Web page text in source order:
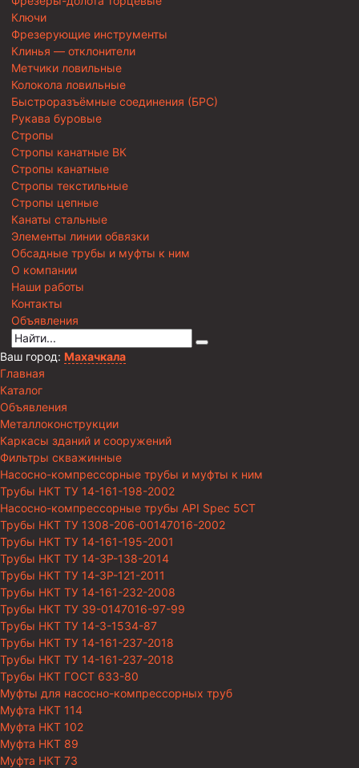
Ключи
Фрезерующие инструменты
Клинья — отклонители
Метчики ловильные
Колокола ловильные
Быстроразъёмные соединения (БРС)
Рукава буровые
Стропы
Стропы канатные ВК
Стропы канатные
Стропы текстильные
Стропы цепные
Канаты стальные
Элементы линии обвязки
Обсадные трубы и муфты к ним
О компании
Наши работы
Контакты
Объявления
Ваш город: Махачкала
Главная
Каталог
Объявления
Металлоконструкции
Каркасы зданий и сооружений
Фильтры скважинные
Насосно-компрессорные трубы и муфты к ним
Трубы НКТ ТУ 14-161-198-2002
Насосно-компрессорные трубы API Spec 5CT
Трубы НКТ ТУ 1308-206-00147016-2002
Трубы НКТ ТУ 14-161-195-2001
Трубы НКТ ТУ 14-3Р-138-2014
Трубы НКТ ТУ 14-3Р-121-2011
Трубы НКТ ТУ 14-161-232-2008
Трубы НКТ ТУ 39-0147016-97-99
Трубы НКТ ТУ 14-3-1534-87
Трубы НКТ ТУ 14-161-237-2018
Трубы НКТ ТУ 14-161-237-2018
Трубы НКТ ГОСТ 633-80
Муфты для насосно-компрессорных труб
Муфта НКТ 114
Муфта НКТ 102
Муфта НКТ 89
Муфта НКТ 73